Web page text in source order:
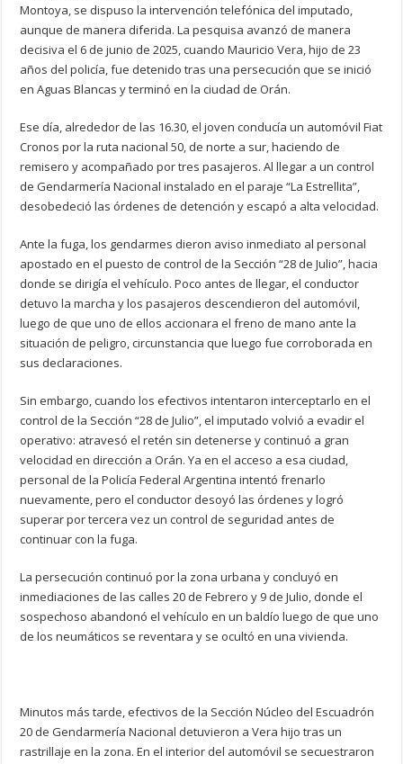
Montoya, se dispuso la intervención telefónica del imputado,
aunque de manera diferida. La pesquisa avanzó de manera
decisiva el 6 de junio de 2025, cuando Mauricio Vera, hijo de 23
años del policía, fue detenido tras una persecución que se inició
en Aguas Blancas y terminó en la ciudad de Orán.
Ese día, alrededor de las 16.30, el joven conducía un automóvil Fiat
Cronos por la ruta nacional 50, de norte a sur, haciendo de
remisero y acompañado por tres pasajeros. Al llegar a un control
de Gendarmería Nacional instalado en el paraje “La Estrellita”,
desobedeció las órdenes de detención y escapó a alta velocidad.
Ante la fuga, los gendarmes dieron aviso inmediato al personal
apostado en el puesto de control de la Sección “28 de Julio”, hacia
donde se dirigía el vehículo. Poco antes de llegar, el conductor
detuvo la marcha y los pasajeros descendieron del automóvil,
luego de que uno de ellos accionara el freno de mano ante la
situación de peligro, circunstancia que luego fue corroborada en
sus declaraciones.
Sin embargo, cuando los efectivos intentaron interceptarlo en el
control de la Sección “28 de Julio”, el imputado volvió a evadir el
operativo: atravesó el retén sin detenerse y continuó a gran
velocidad en dirección a Orán. Ya en el acceso a esa ciudad,
personal de la Policía Federal Argentina intentó frenarlo
nuevamente, pero el conductor desoyó las órdenes y logró
superar por tercera vez un control de seguridad antes de
continuar con la fuga.
La persecución continuó por la zona urbana y concluyó en
inmediaciones de las calles 20 de Febrero y 9 de Julio, donde el
sospechoso abandonó el vehículo en un baldío luego de que uno
de los neumáticos se reventara y se ocultó en una vivienda.
Minutos más tarde, efectivos de la Sección Núcleo del Escuadrón
20 de Gendarmería Nacional detuvieron a Vera hijo tras un
rastrillaje en la zona. En el interior del automóvil se secuestraron